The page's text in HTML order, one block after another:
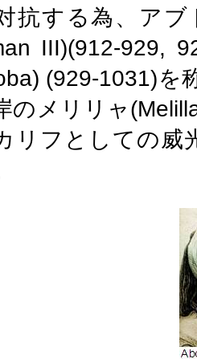
抗する為、アブ
III)(912-929,
) (929-1031)を
のメリリャ
リフとしての威